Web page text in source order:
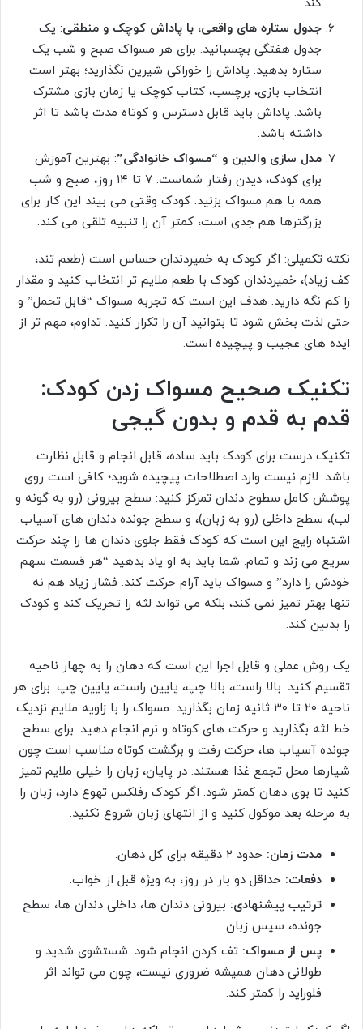
کند.
جدول ستاره های واقعی، با پاداش کوچک و منطقی: یک
جدول هفتگی بچسبانید. برای هر مسواک صبح و شب یک
ستاره بدهید. پاداش را خوراکی شیرین نگذارید؛ بهتر است
انتخاب بازی، برچسب، کتاب کوچک یا زمان بازی مشترک
باشد. پاداش باید قابل دسترس و کوتاه مدت باشد تا اثر
داشته باشد.
مدل سازی والدین و “مسواک خانوادگی”: بهترین آموزش
برای کودک، دیدن رفتار شماست. ۷ تا ۱۴ روز، صبح و شب
همه با هم مسواک بزنید. کودک وقتی می بیند این کار برای
بزرگترها هم جدی است، کمتر آن را تنبیه تلقی می کند.
نکته تکمیلی: اگر کودک به خمیردندان حساس است (طعم تند،
کف زیاد)، خمیردندان کودک با طعم ملایم تر انتخاب کنید و مقدار
را کم نگه دارید. هدف این است که تجربه مسواک “قابل تحمل” و
حتی لذت بخش شود تا بتوانید آن را تکرار کنید. تداوم، مهم تر از
ایده های عجیب و پیچیده است.
تکنیک صحیح مسواک زدن کودک:
قدم به قدم و بدون گیجی
تکنیک درست برای کودک باید ساده، قابل انجام و قابل نظارت
باشد. لازم نیست وارد اصطلاحات پیچیده شوید؛ کافی است روی
پوشش کامل سطوح دندان تمرکز کنید: سطح بیرونی (رو به گونه و
لب)، سطح داخلی (رو به زبان)، و سطح جونده دندان های آسیاب.
اشتباه رایج این است که کودک فقط جلوی دندان ها را چند حرکت
سریع می زند و تمام. شما باید به او یاد بدهید “هر قسمت سهم
خودش را دارد” و مسواک باید آرام حرکت کند. فشار زیاد هم نه
تنها بهتر تمیز نمی کند، بلکه می تواند لثه را تحریک کند و کودک
را بدبین کند.
یک روش عملی و قابل اجرا این است که دهان را به چهار ناحیه
تقسیم کنید: بالا راست، بالا چپ، پایین راست، پایین چپ. برای هر
ناحیه ۲۰ تا ۳۰ ثانیه زمان بگذارید. مسواک را با زاویه ملایم نزدیک
خط لثه بگذارید و حرکت های کوتاه و نرم انجام دهید. برای سطح
جونده آسیاب ها، حرکت رفت و برگشت کوتاه مناسب است چون
شیارها محل تجمع غذا هستند. در پایان، زبان را خیلی ملایم تمیز
کنید تا بوی دهان کمتر شود. اگر کودک رفلکس تهوع دارد، زبان را
به مرحله بعد موکول کنید و از انتهای زبان شروع نکنید.
مدت زمان: حدود ۲ دقیقه برای کل دهان.
دفعات: حداقل دو بار در روز، به ویژه قبل از خواب.
ترتیب پیشنهادی: بیرونی دندان ها، داخلی دندان ها، سطح
جونده، سپس زبان.
پس از مسواک: تف کردن انجام شود. شستشوی شدید و
طولانی دهان همیشه ضروری نیست، چون می تواند اثر
فلوراید را کمتر کند.